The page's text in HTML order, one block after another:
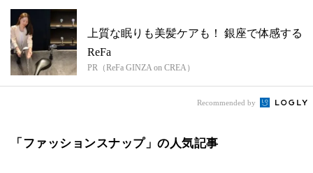
上質な眠りも美髪ケアも！ 銀座で体感する
ReFa
PR（ReFa GINZA on CREA）
Recommended by
「ファッションスナップ」の人気記事